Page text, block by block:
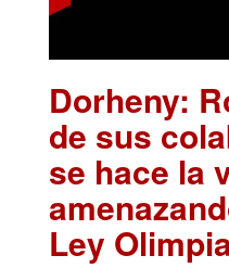
Dorheny:
de sus
se hace la
Ley